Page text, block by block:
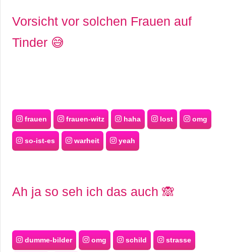
Vorsicht vor solchen Frauen auf
Tinder 😅
frauen frauen-witz haha lost omg
so-ist-es warheit yeah
Ah ja so seh ich das auch 🙈
dumme-bilder omg schild strasse